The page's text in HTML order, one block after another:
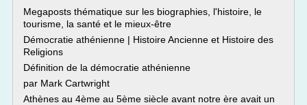
Megaposts thématique sur les biographies, l'histoire, le
tourisme, la santé et le mieux-être
Démocratie athénienne | Histoire Ancienne et Histoire des
Religions
Définition de la démocratie athénienne
par Mark Cartwright
Athènes au 4ème au 5ème siècle avant notre ère avait un